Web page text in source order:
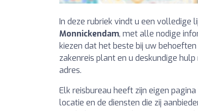
In deze rubriek vindt u een volledige
Monnickendam, met alle nodige
kiezen dat het beste bij uw
zakenreis plant en u deskundige
adres.
Elk reisbureau heeft zijn eigen
locatie en de diensten die zij